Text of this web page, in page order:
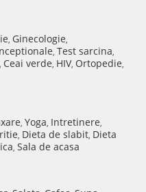
, Ginecologie,
, Test sarcina,
, Ceai verde, HIV, Ortopedie,
, Yoga, Intretinere,
, Dieta de slabit, Dieta
, Sala de acasa